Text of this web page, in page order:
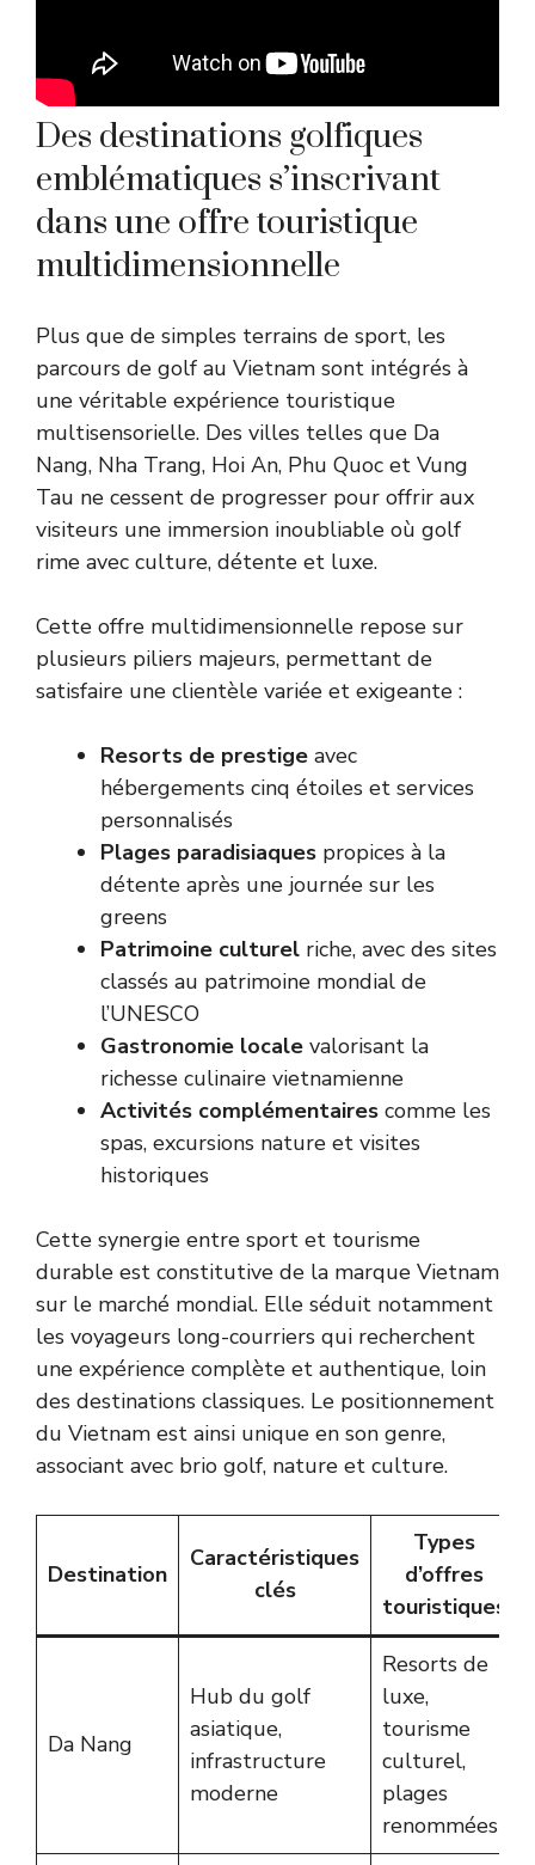
Des destinations golfiques
emblématiques s’inscrivant
dans une offre touristique
multidimensionnelle
Plus que de simples terrains de sport, les
parcours de golf au Vietnam sont intégrés à
une véritable expérience touristique
multisensorielle. Des villes telles que Da
Nang, Nha Trang, Hoi An, Phu Quoc et Vung
Tau ne cessent de progresser pour offrir aux
visiteurs une immersion inoubliable où golf
rime avec culture, détente et luxe.
Cette offre multidimensionnelle repose sur
plusieurs piliers majeurs, permettant de
satisfaire une clientèle variée et exigeante :
Resorts de prestige avec
hébergements cinq étoiles et services
personnalisés
Plages paradisiaques propices à la
détente après une journée sur les
greens
Patrimoine culturel riche, avec des sites
classés au patrimoine mondial de
l’UNESCO
Gastronomie locale valorisant la
richesse culinaire vietnamienne
Activités complémentaires comme les
spas, excursions nature et visites
historiques
Cette synergie entre sport et tourisme
durable est constitutive de la marque Vietnam
sur le marché mondial. Elle séduit notamment
les voyageurs long-courriers qui recherchent
une expérience complète et authentique, loin
des destinations classiques. Le positionnement
du Vietnam est ainsi unique en son genre,
associant avec brio golf, nature et culture.
Destination
Caractéristiques
clés
Types
d’offres
touristiques
Da Nang
Hub du golf
asiatique,
infrastructure
moderne
Resorts de
luxe,
tourisme
culturel,
plages
renommées